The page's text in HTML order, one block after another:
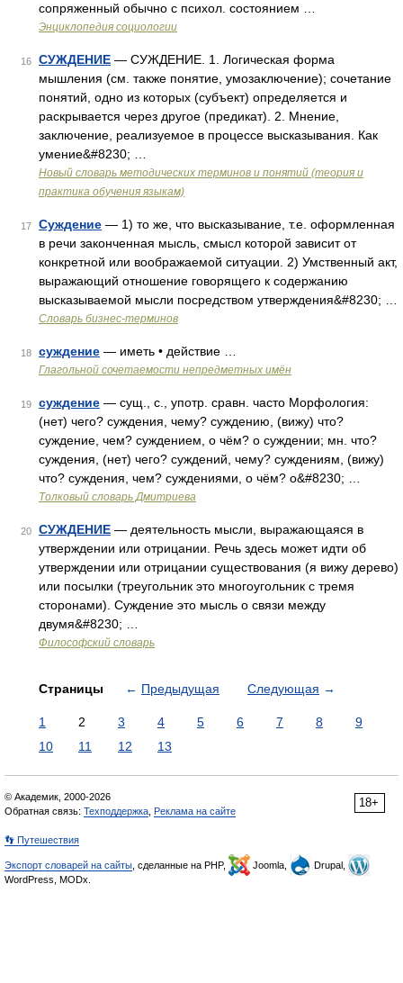
сопряженный обычно с психол. состоянием …
Энциклопедия социологии
16 СУЖДЕНИЕ — СУЖДЕНИЕ. 1. Логическая форма
мышления (см. также понятие, умозаключение); сочетание
понятий, одно из которых (субъект) определяется и
раскрывается через другое (предикат). 2. Мнение,
заключение, реализуемое в процессе высказывания. Как
умение&#8230; …
Новый словарь методических терминов и понятий (теория и
практика обучения языкам)
17 Суждение — 1) то же, что высказывание, т.е. оформленная
в речи законченная мысль, смысл которой зависит от
конкретной или воображаемой ситуации. 2) Умственный акт,
выражающий отношение говорящего к содержанию
высказываемой мысли посредством утверждения&#8230; …
Словарь бизнес-терминов
18 суждение — иметь • действие …
Глагольной сочетаемости непредметных имён
19 суждение — сущ., с., употр. сравн. часто Морфология:
(нет) чего? суждения, чему? суждению, (вижу) что?
суждение, чем? суждением, о чём? о суждении; мн. что?
суждения, (нет) чего? суждений, чему? суждениям, (вижу)
что? суждения, чем? суждениями, о чём? о&#8230; …
Толковый словарь Дмитриева
20 СУЖДЕНИЕ — деятельность мысли, выражающаяся в
утверждении или отрицании. Речь здесь может идти об
утверждении или отрицании существования (я вижу дерево)
или посылки (треугольник это многоугольник с тремя
сторонами). Суждение это мысль о связи между
двумя&#8230; …
Философский словарь
Страницы ← Предыдущая Следующая →
1 2 3 4 5 6 7 8
9
10
11 12 13
18+
© Академик, 2000-2026
Обратная связь: Техподдержка Реклама на сайте
👣 Путешествия
Экспорт словарей на сайты , сделанные на PHP, Joomla,
Drupal,
WordPress, MODx.